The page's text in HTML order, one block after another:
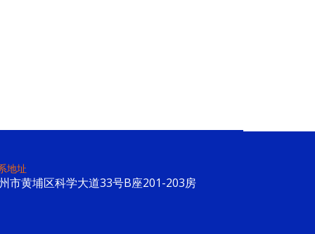
地址
市黄埔区科学大道33号B座201-203房